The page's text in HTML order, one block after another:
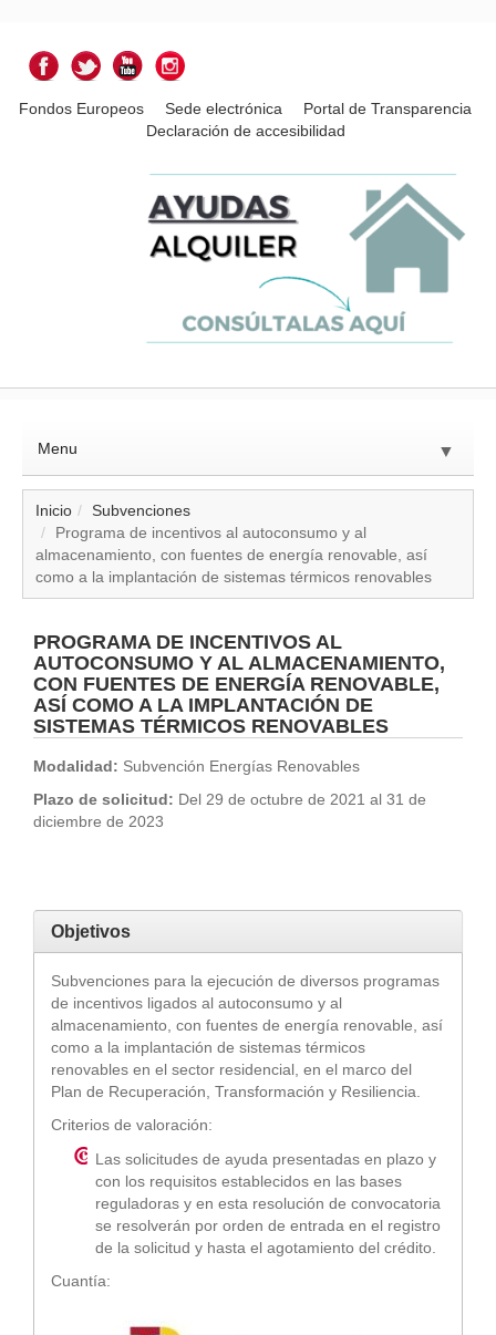
Fondos Europeos Sede electrónica
Portal de Transparencia
Declaración de accesibilidad
Menu ▼
▼
Inicio
Subvenciones
Programa de incentivos al autoconsumo y al
almacenamiento, con fuentes de energía renovable, así
como a la implantación de sistemas térmicos renovables
PROGRAMA DE INCENTIVOS AL
AUTOCONSUMO Y AL ALMACENAMIENTO,
CON FUENTES DE ENERGÍA RENOVABLE,
ASÍ COMO A LA IMPLANTACIÓN DE
SISTEMAS TÉRMICOS RENOVABLES
Modalidad: Subvención Energías Renovables
Plazo de solicitud: Del 29 de octubre de 2021 al 31 de
diciembre de 2023
Objetivos
Subvenciones para la ejecución de diversos programas
de incentivos ligados al autoconsumo y al
almacenamiento, con fuentes de energía renovable, así
como a la implantación de sistemas térmicos
renovables en el sector residencial, en el marco del
Plan de Recuperación, Transformación y Resiliencia.
Criterios de valoración:
Las solicitudes de ayuda presentadas en plazo y
con los requisitos establecidos en las bases
reguladoras y en esta resolución de convocatoria
se resolverán por orden de entrada en el registro
de la solicitud y hasta el agotamiento del crédito.
Cuantía: